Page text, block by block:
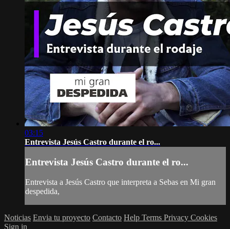
03:15
Entrevista Jesús Castro durante el ro...
Entrevista Jesús Castro durante el ro...
Entrevista a Jesús Castro que interpreta a Sebas en Mi gran
despedida,
Noticias Envia tu proyecto Contacto Help Terms Privacy Cookies
Sign in